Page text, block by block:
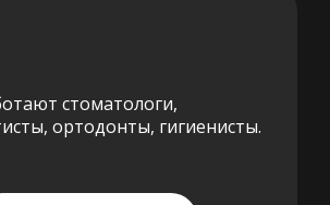
стоматологи,
ортодонты, гигиенисты.